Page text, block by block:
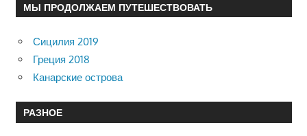
МЫ ПРОДОЛЖАЕМ ПУТЕШЕСТВОВАТЬ
Сицилия 2019
Греция 2018
Канарские острова
РАЗНОЕ